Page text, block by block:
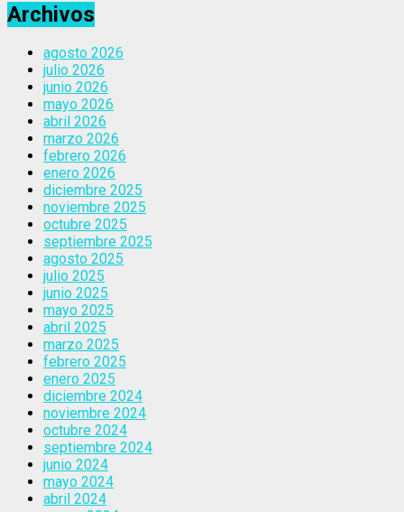
Archivos
agosto 2026
julio 2026
junio 2026
mayo 2026
abril 2026
marzo 2026
febrero 2026
enero 2026
diciembre 2025
noviembre 2025
octubre 2025
septiembre 2025
agosto 2025
julio 2025
junio 2025
mayo 2025
abril 2025
marzo 2025
febrero 2025
enero 2025
diciembre 2024
noviembre 2024
octubre 2024
septiembre 2024
junio 2024
mayo 2024
abril 2024